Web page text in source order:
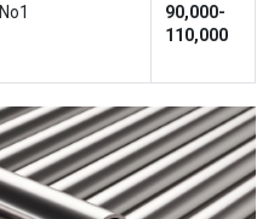
No1
90,000-
110,000